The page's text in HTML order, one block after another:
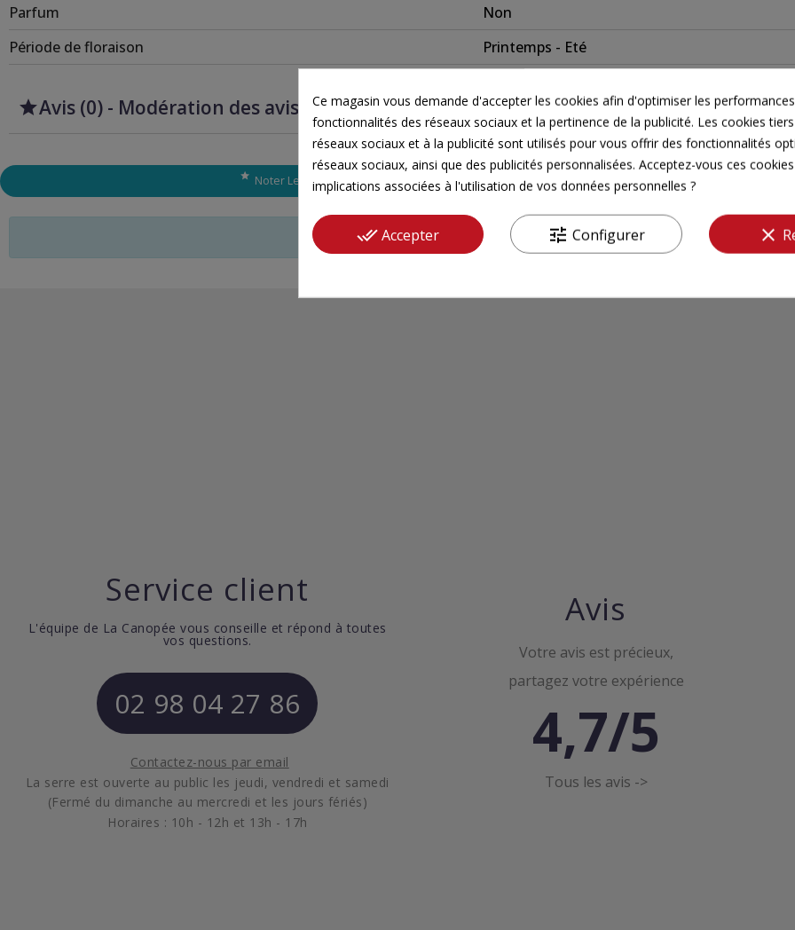
Parfum
Non
Période de floraison
Printemps - Eté
Avis (0) - Modération des avis 
 Noter Le Produit
Il n'y a pas encore d'avis pour ce produit.
Service client
L'équipe de La Canopée vous conseille et répond à toutes
vos questions.
02 98 04 27 86
Contactez-nous par email
La serre est ouverte au public les jeudi, vendredi et samedi
(Fermé du dimanche au mercredi et les jours fériés)
Horaires : 10h - 12h et 13h - 17h
Avis
Votre avis est précieux,
partagez votre expérience
4,7/5
Tous les avis ->
Ce magasin vous demande d'accepter les cookies afin d'optimiser les
fonctionnalités des réseaux sociaux et la pertinence de la publicité. Les cookies
réseaux sociaux et à la publicité sont utilisés pour vous offrir des fonctionnalités
réseaux sociaux, ainsi que des publicités personnalisées. Acceptez-vous ces
implications associées à l'utilisation de vos données personnelles ?
done_allAccepter tune Configurer clear